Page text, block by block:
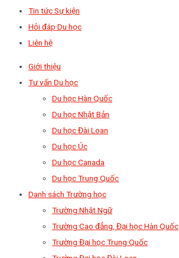
Tin tức Sự kiện
Hỏi đáp Du học
Liên hệ
Giới thiệu
Tư vấn Du học
Du học Hàn Quốc
Du học Nhật Bản
Du học Đài Loan
Du học Úc
Du học Canada
Du học Trung Quốc
Danh sách Trường học
Trường Nhật Ngữ
Trường Cao đẳng, Đại học Hàn Quốc
Trường Đại học Trung Quốc